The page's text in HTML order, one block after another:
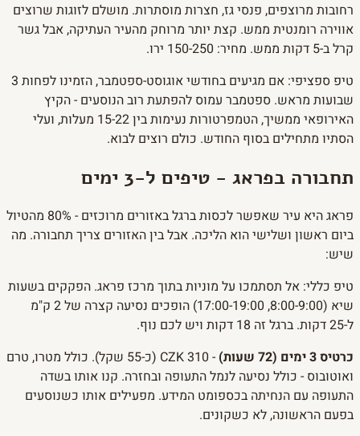
רחובות מרוצפים, פנסי גז, חצרות מוסתרות. מושלם לזוגות שרוצים
אווירה רומנטית ממש. קצת יותר מרוחק מהעיר העתיקה, אבל גשר
קרל ב-5 דקות ממש. מחיר: 150-250 ירו.
טיפ ספציפי: אם מגיעים בחודשי אוגוסט-ספטמבר, הזמינו לפחות 3
שבועות מראש. ספטמבר עמוס להפתעת רוב הנוסעים - הקיץ
האירופאי ממשיך, הטמפרטורות נעימות בין 15-22 מעלות, ועלי
הסתיו מתחילים בסוף החודש. כולם רוצים לבוא.
תחבורה בפראג - טיפים ל-3 ימים
פראג היא עיר שאפשר לכסות ברגל באזורים מרוכזים - 80% מהטיול
ביום ראשון ושלישי הוא הליכה. אבל בין האזורים צריך תחבורה. מה
שיש:
טיפ כללי: אל תסתמכו על מוניות בתוך מרכז פראג. הפקקים בשעות
שיא (8:00-9:00, 17:00-19:00) הופכים נסיעה קצרה של 2 ק"מ
ל-25 דקות. ברגל זה 18 דקות ויש לכם נוף.
כרטיס 3 ימים (72 שעות)
- 310 CZK (כ-55 שקל). כולל מטרו, טרם
ואוטובוס - כולל נסיעה לנמל התעופה ובחזרה. קנו אותו בשדה
התעופה עם הנחיתה בכספומט המידע. מפעילים אותו כשנוסעים
בפעם הראשונה, לא כשקונים.